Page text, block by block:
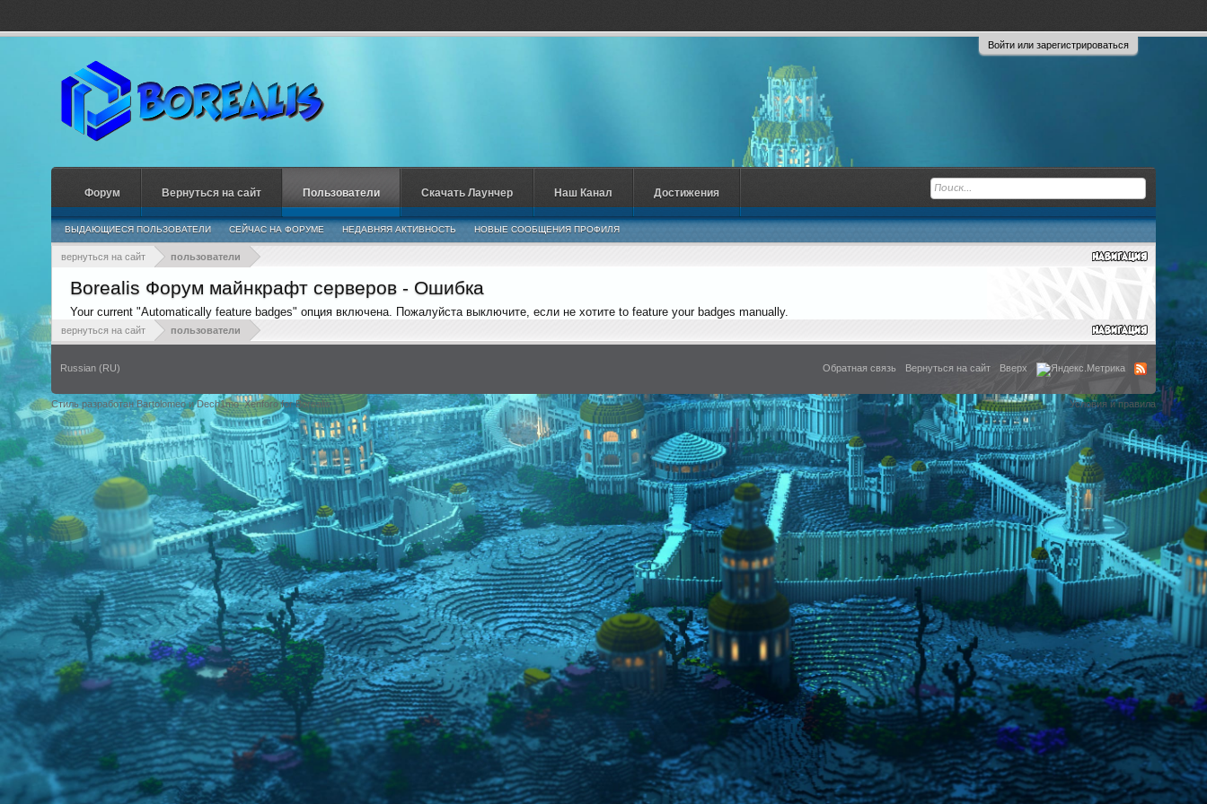
Войти или зарегистрироваться
вернуться на сайт пользователи
Borealis Форум майнкрафт серверов - Ошибка
Your current "Automatically feature badges" опция включена. Пожалуйста выключите, если не хотите to feature your badges manually.
вернуться на сайт пользователи
Форум Вернуться на сайт Пользователи
ВЫДАЮЩИЕСЯ ПОЛЬЗОВАТЕЛИ СЕЙЧАС НА ФОРУМЕ НЕДАВНЯЯ АКТИВНОСТЬ НОВЫЕ СООБЩЕНИЯ ПРОФИЛЯ
Скачать Лаунчер Наш Канал Достижения
Russian (RU) Обратная связь Вернуться на сайт Вверх
Стиль разработан Bartolomeo и Dech1moXenforo for Borealis Условия и правила